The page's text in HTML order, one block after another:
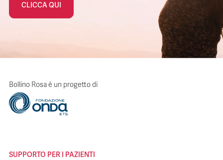
CLICCA QUI
Bollino Rosa è un progetto di
SUPPORTO PER I PAZIENTI